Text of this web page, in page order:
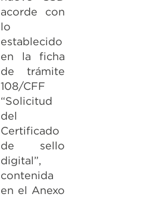
acorde con
lo
establecido
en la ficha
de trámite
108/CFF
“Solicitud
del
Certificado
de sello
digital”,
contenida
en el Anexo